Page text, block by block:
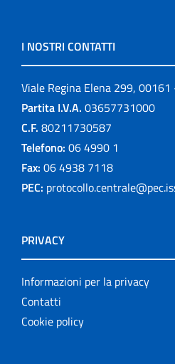
I NOSTRI CONTATTI
Viale Regina Elena 299, 00161
Partita I.V.A. 03657731000
C.F. 80211730587
Telefono: 06 4990 1
Fax: 06 4938 7118
PEC:
PRIVACY
Informazioni per la privacy
Contatti
Cookie policy